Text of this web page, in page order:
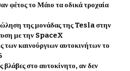
φέτος το Μάιο τα οδικά τροχαία
της μονάδας της Tesla στην
με την SpaceX
των καινούργιων αυτοκινήτων το
βλάβες στο αυτοκίνητο, αν δεν